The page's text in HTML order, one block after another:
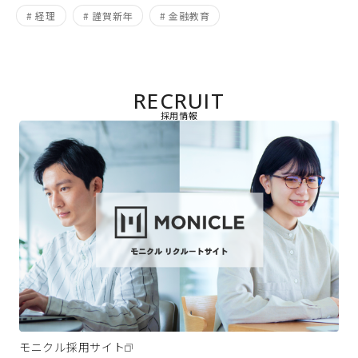
# 経理 # 謹賀新年 # 金融教育
RECRUIT
採用情報
モニクル採用サイト